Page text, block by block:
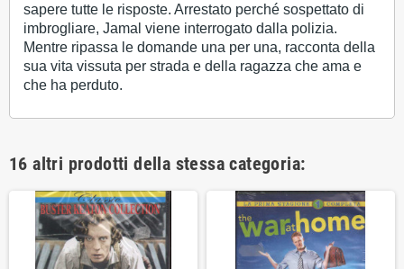
sapere tutte le risposte. Arrestato perché sospettato di
imbrogliare, Jamal viene interrogato dalla polizia.
Mentre ripassa le domande una per una, racconta della
sua vita vissuta per strada e della ragazza che ama e
che ha perduto.
16 altri prodotti della stessa categoria: